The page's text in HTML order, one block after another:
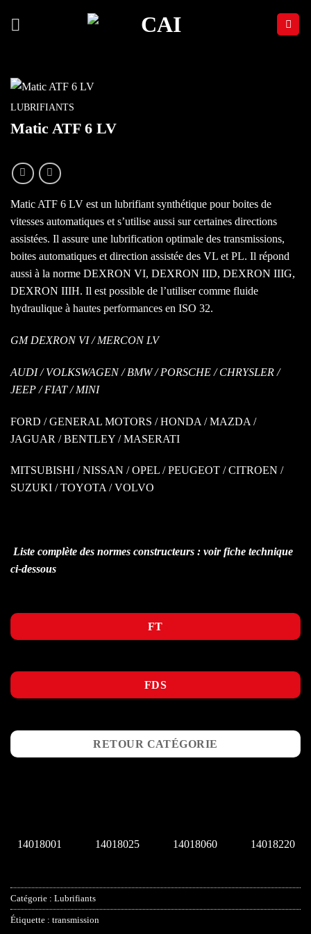
LUBRIFIANTS
Matic ATF 6 LV
Matic ATF 6 LV est un lubrifiant synthétique pour boites de
vitesses automatiques et s’utilise aussi sur certaines directions
assistées. Il assure une lubrification optimale des transmissions,
boites automatiques et direction assistée des VL et PL. Il répond
aussi à la norme DEXRON VI, DEXRON IID, DEXRON IIIG,
DEXRON IIIH. Il est possible de l’utiliser comme fluide
hydraulique à hautes performances en ISO 32.
GM DEXRON VI / MERCON LV
AUDI / VOLKSWAGEN / BMW / PORSCHE / CHRYSLER /
JEEP / FIAT / MINI
FORD / GENERAL MOTORS / HONDA / MAZDA /
JAGUAR / BENTLEY / MASERATI
MITSUBISHI / NISSAN / OPEL / PEUGEOT / CITROEN /
SUZUKI / TOYOTA / VOLVO
Liste complète des normes constructeurs : voir fiche technique
ci-dessous
FT
FDS
RETOUR CATÉGORIE
14018001 14018025 14018060 14018220
Catégorie : Lubrifiants
Étiquette : transmission